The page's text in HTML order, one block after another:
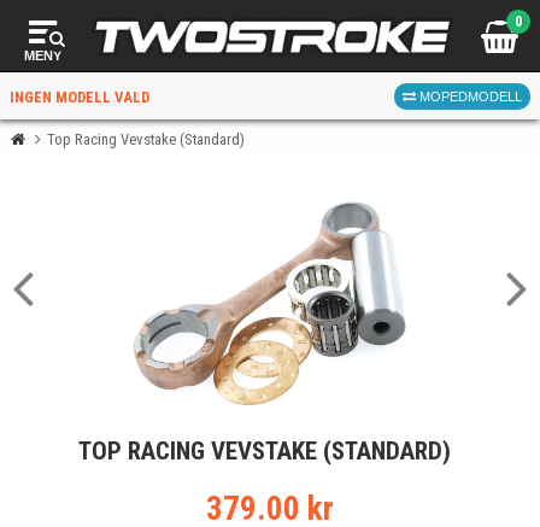
MENY
0
INGEN MODELL VALD MOPEDMODELL
FÖR RÄTT DELAR
VÄLJ
När du valt kommer butiken visa delar för vald moped
Top Racing Vevstake (Standard)
TOP RACING VEVSTAKE (STANDARD)
379.00 kr